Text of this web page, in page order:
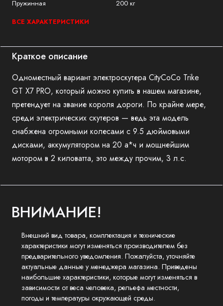
Пружинная 200 кг
ВСЕ ХАРАКТЕРИСТИКИ
Краткое описание
Одноместный вариант электроскутера CityCoCo Trike
GT X7 PRO, который можно купить в нашем магазине,
претендует на звание короля дороги. По крайне мере,
среди электрических скутеров — ведь эта модель
снабжена огромными колесами с 9.5 дюймовыми
дисками, аккумулятором на 20 а*ч и мощнейшим
мотором в 2 киловатта, это между прочим, 3 л.с.
ВНИМАНИЕ!
Внешний вид товара, комплектация и технические
характеристики могут изменяться производителем без
предварительного уведомления. Пожалуйста, уточняйте
актуальные данные у менеджера магазина. Приведены
наибольшие характеристики, которые могут изменяться в
зависимости от веса человека, рельефа местности,
погоды и температуры окружающей среды.